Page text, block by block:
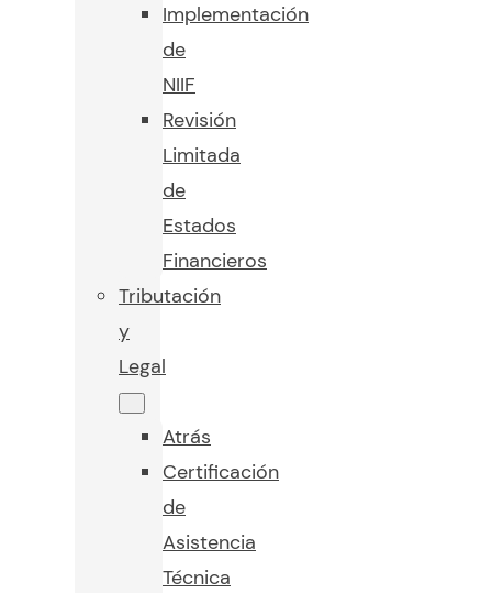
Implementación
de
NIIF
Revisión
Limitada
de
Estados
Financieros
Tributación
y
Legal
Atrás
Certificación
de
Asistencia
Técnica